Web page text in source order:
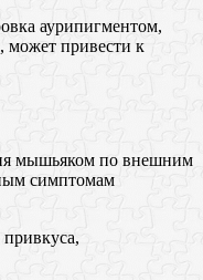
аурипигментом,
может привести к
мышьяком по внешним
симптомам
привкуса,